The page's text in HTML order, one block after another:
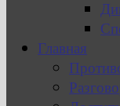
Главная